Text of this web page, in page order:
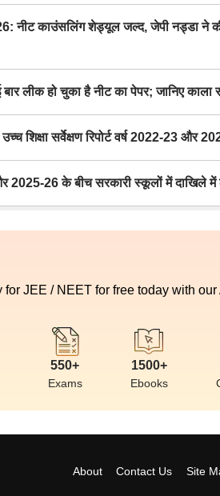
काउंसलिंग शेड्यूल जल्द, जेपी नड्डा ने की
लीक हो चुका है नीट का पेपर; जानिए काला
शिक्षा सर्वेक्षण रिपोर्ट वर्ष 2022-23 और
2025-26 के बीच सरकारी स्कूलों में दाखिले
JEE / NEET for free today with our
550+
Exams
1500+
Ebooks
About Contact Us Site